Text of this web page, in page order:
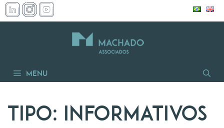
Pular
para
Menu
Tipo: Informativos